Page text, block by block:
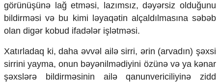
görünüşünə lağ etməsi, lazımsız, dəyərsiz olduğunu
bildirməsi və bu kimi ləyaqətin alçaldılmasına səbəb
olan digər kobud ifadələr işlətməsi.
Xatırladaq ki, daha əvvəl ailə sirri, ərin (arvadın) şəxsi
sirrini yayma, onun bəyənilmədiyini özünə və ya kənar
şəxslərə bildirməsinin ailə qanunvericiliyinə zidd